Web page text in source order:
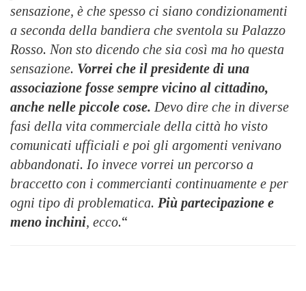
sensazione, è che spesso ci siano condizionamenti
a seconda della bandiera che sventola su Palazzo
Rosso. Non sto dicendo che sia così ma ho questa
sensazione. Vorrei che il presidente di una
associazione fosse sempre vicino al cittadino,
anche nelle piccole cose. Devo dire che in diverse
fasi della vita commerciale della città ho visto
comunicati ufficiali e poi gli argomenti venivano
abbandonati. Io invece vorrei un percorso a
braccetto con i commercianti continuamente e per
ogni tipo di problematica. Più partecipazione e
meno inchini, ecco.“